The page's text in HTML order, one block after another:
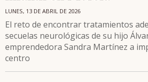
LUNES, 13 DE ABRIL DE 2026
El reto de encontrar tratamientos
secuelas neurológicas de su hijo
emprendedora Sandra Martínez a
centro